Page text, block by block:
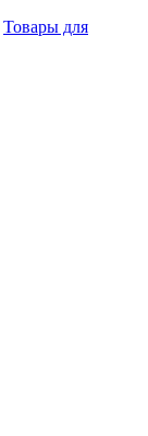
Товары для